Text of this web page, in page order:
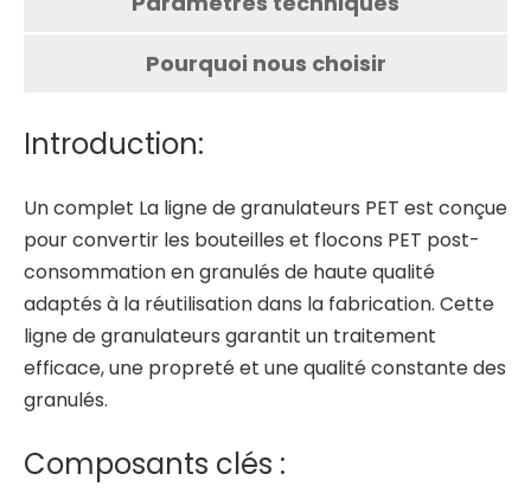
Pourquoi nous choisir
Introduction:
Un complet La ligne de granulateurs PET est conçue
pour convertir les bouteilles et flocons PET post-
consommation en granulés de haute qualité
adaptés à la réutilisation dans la fabrication. Cette
ligne de granulateurs garantit un traitement
efficace, une propreté et une qualité constante des
granulés.
Composants clés :